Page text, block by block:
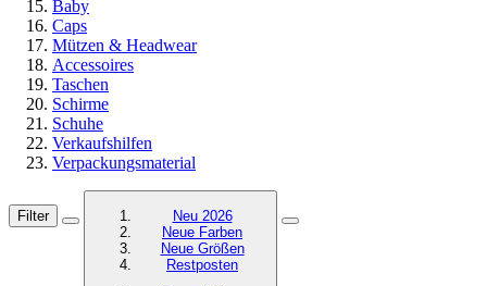
Baby
Caps
Mützen & Headwear
Accessoires
Taschen
Schirme
Schuhe
Verkaufshilfen
Verpackungsmaterial
Filter
Neu 2026
Neue Farben
Neue Größen
Restposten